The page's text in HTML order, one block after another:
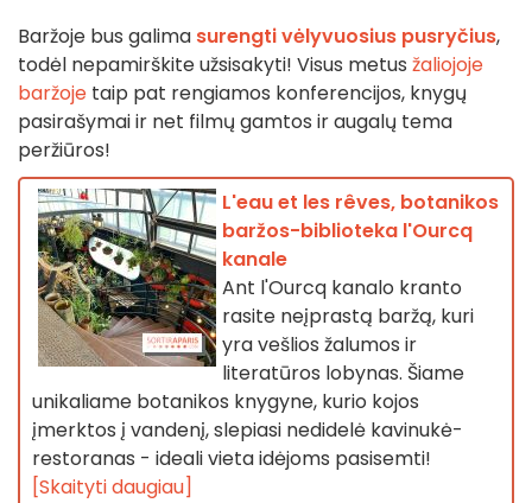
Baržoje bus galima surengti vėlyvuosius pusryčius,
todėl nepamirškite užsisakyti! Visus metus žaliojoje
baržoje taip pat rengiamos konferencijos, knygų
pasirašymai ir net filmų gamtos ir augalų tema
peržiūros!
L'eau et les rêves, botanikos
baržos-biblioteka l'Ourcq
kanale
Ant l'Ourcq kanalo kranto
rasite neįprastą baržą, kuri
yra vešlios žalumos ir
literatūros lobynas. Šiame
unikaliame botanikos knygyne, kurio kojos
įmerktos į vandenį, slepiasi nedidelė kavinukė-
restoranas - ideali vieta idėjoms pasisemti!
[Skaityti daugiau]